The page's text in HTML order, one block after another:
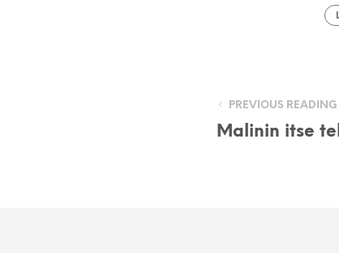
PREVIOUS READING
Malinin itse